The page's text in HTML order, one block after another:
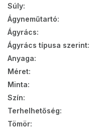
Súly:
Ágyneműtartó:
Ágyrács:
Ágyrács típusa szerint:
Anyaga:
Méret:
Minta:
Szín:
Terhelhetőség:
Tömör: